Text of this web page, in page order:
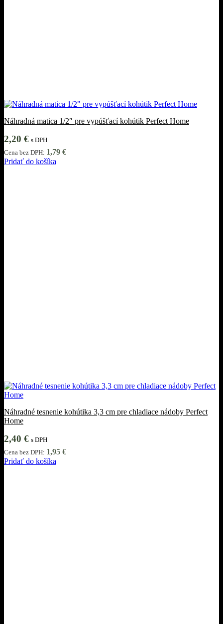
Náhradná matica 1/2″ pre vypúšťací kohútik Perfect Home
2,20 € s DPH
Cena bez DPH: 1,79 €
Pridať do košíka
Náhradné tesnenie kohútika 3,3 cm pre chladiace nádoby Perfect
Home
2,40 € s DPH
Cena bez DPH: 1,95 €
Pridať do košíka